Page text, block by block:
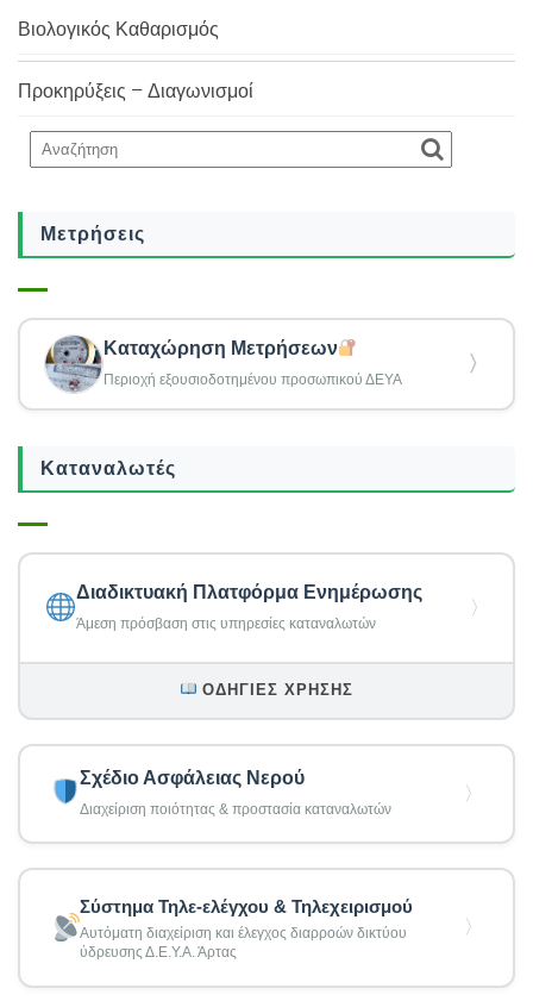
Βιολογικός Καθαρισμός
Προκηρύξεις – Διαγωνισμοί
Μετρήσεις
Καταχώρηση Μετρήσεων
Περιοχή εξουσιοδοτημένου προσωπικού ΔΕΥΑ
〉
Καταναλωτές
Διαδικτυακή Πλατφόρμα Ενημέρωσης
Άμεση πρόσβαση στις υπηρεσίες καταναλωτών
〉
ΟΔΗΓΊΕΣ ΧΡΉΣΗΣ
Σχέδιο Ασφάλειας Νερού
Διαχείριση ποιότητας & προστασία καταναλωτών
〉
Σύστημα Τηλε-ελέγχου & Τηλεχειρισμού
Αυτόματη διαχείριση και έλεγχος διαρροών δικτύου
ύδρευσης Δ.Ε.Υ.Α. Άρτας
〉